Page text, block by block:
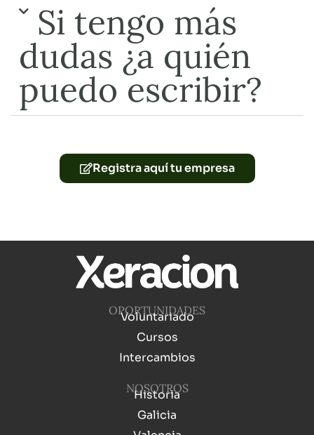
Si tengo más
dudas ¿a quién
puedo escribir?
Registra aquí tu empresa
OPORTUNIDADES
Voluntariado
Cursos
Intercambios
NOSOTROS
Historia
Galicia